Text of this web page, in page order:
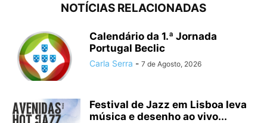
NOTÍCIAS RELACIONADAS
Calendário da 1.ª Jornada
Portugal Beclic
Carla Serra - 7 de Agosto, 2026
Festival de Jazz em Lisboa leva
música e desenho ao vivo...